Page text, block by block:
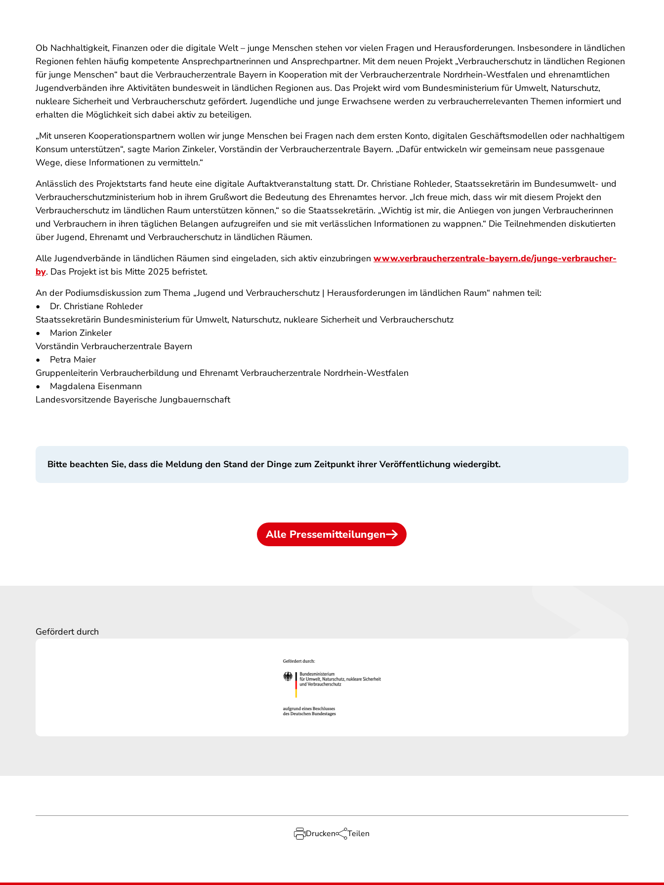
Ob Nachhaltigkeit, Finanzen oder die digitale Welt – junge Menschen stehen vor vielen Fragen und Herausforderungen. Insbesondere in ländlichen
Regionen fehlen häufig kompetente Ansprechpartnerinnen und Ansprechpartner. Mit dem neuen Projekt „Verbraucherschutz in ländlichen Regionen
für junge Menschen“ baut die Verbraucherzentrale Bayern in Kooperation mit der Verbraucherzentrale Nordrhein-Westfalen und ehrenamtlichen
Jugendverbänden ihre Aktivitäten bundesweit in ländlichen Regionen aus. Das Projekt wird vom Bundesministerium für Umwelt, Naturschutz,
nukleare Sicherheit und Verbraucherschutz gefördert. Jugendliche und junge Erwachsene werden zu verbraucherrelevanten Themen informiert und
erhalten die Möglichkeit sich dabei aktiv zu beteiligen.
„Mit unseren Kooperationspartnern wollen wir junge Menschen bei Fragen nach dem ersten Konto, digitalen Geschäftsmodellen oder nachhaltigem
Konsum unterstützen“, sagte Marion Zinkeler, Vorständin der Verbraucherzentrale Bayern. „Dafür entwickeln wir gemeinsam neue passgenaue
Wege, diese Informationen zu vermitteln.“
Anlässlich des Projektstarts fand heute eine digitale Auftaktveranstaltung statt. Dr. Christiane Rohleder, Staatssekretärin im Bundesumwelt- und
Verbraucherschutzministerium hob in ihrem Grußwort die Bedeutung des Ehrenamtes hervor. „Ich freue mich, dass wir mit diesem Projekt den
Verbraucherschutz im ländlichen Raum unterstützen können,“ so die Staatssekretärin. „Wichtig ist mir, die Anliegen von jungen Verbraucherinnen
und Verbrauchern in ihren täglichen Belangen aufzugreifen und sie mit verlässlichen Informationen zu wappnen.“ Die Teilnehmenden diskutierten
über Jugend, Ehrenamt und Verbraucherschutz in ländlichen Räumen.
Alle Jugendverbände in ländlichen Räumen sind eingeladen, sich aktiv einzubringen www.verbraucherzentrale-bayern.de/junge-verbraucher-
by. Das Projekt ist bis Mitte 2025 befristet.
An der Podiumsdiskussion zum Thema „Jugend und Verbraucherschutz | Herausforderungen im ländlichen Raum“ nahmen teil:
• Dr. Christiane Rohleder
Staatssekretärin Bundesministerium für Umwelt, Naturschutz, nukleare Sicherheit und Verbraucherschutz
• Marion Zinkeler
Vorständin Verbraucherzentrale Bayern
• Petra Maier
Gruppenleiterin Verbraucherbildung und Ehrenamt Verbraucherzentrale Nordrhein-Westfalen
• Magdalena Eisenmann
Landesvorsitzende Bayerische Jungbauernschaft
Bitte beachten Sie, dass die Meldung den Stand der Dinge zum Zeitpunkt ihrer Veröffentlichung wiedergibt.
Alle Pressemitteilungen
Gefördert durch
Drucken Teilen